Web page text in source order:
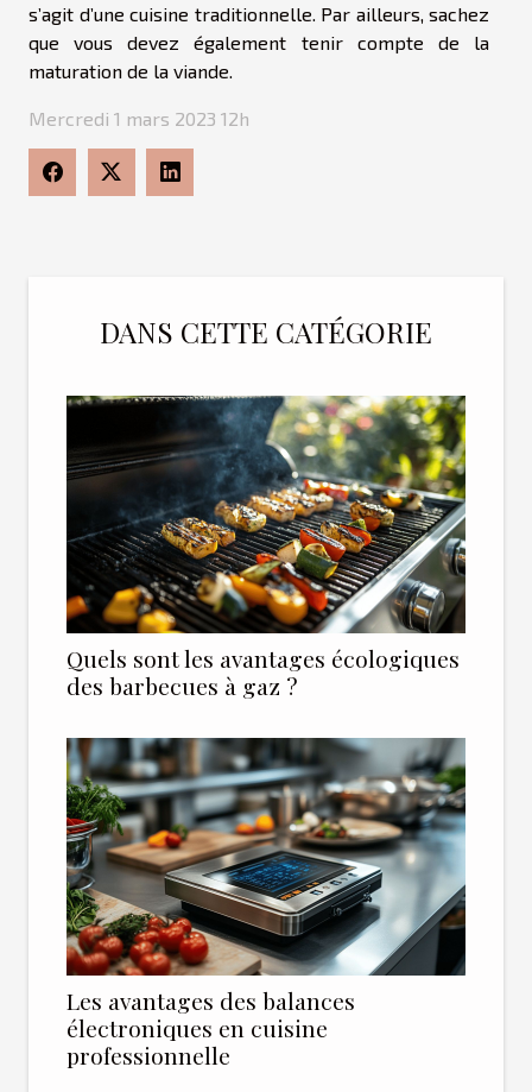
s’agit d’une cuisine traditionnelle. Par ailleurs, sachez
que vous devez également tenir compte de la
maturation de la viande.
Mercredi 1 mars 2023 12h
DANS CETTE CATÉGORIE
Quels sont les avantages écologiques
des barbecues à gaz ?
Les avantages des balances
électroniques en cuisine
professionnelle